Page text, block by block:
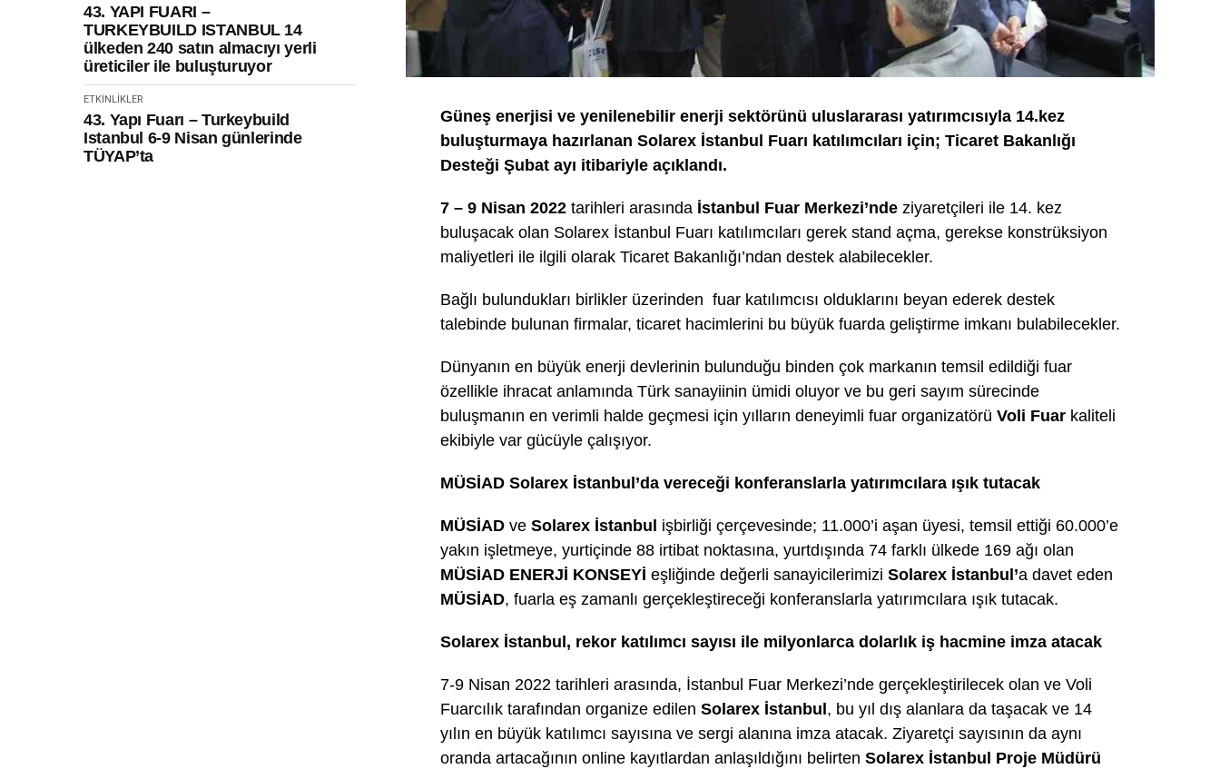
43. YAPI FUARI –
TURKEYBUILD ISTANBUL 14
ülkeden 240 satın almacıyı yerli
üreticiler ile buluşturuyor
ETKINLIKLER
43. Yapı Fuarı – Turkeybuild
Istanbul 6-9 Nisan günlerinde
TÜYAP’ta
Güneş enerjisi ve yenilenebilir enerji sektörünü uluslararası yatırımcısıyla 14.kez
buluşturmaya hazırlanan Solarex İstanbul Fuarı katılımcıları için; Ticaret Bakanlığı
Desteği Şubat ayı itibariyle açıklandı.
7 – 9 Nisan 2022tarihleri arasında İstanbul Fuar Merkezi’ndeziyaretçileri ile 14. kez
buluşacak olan Solarex İstanbul Fuarı katılımcıları gerek stand açma, gerekse konstrüksiyon
maliyetleri ile ilgili olarak Ticaret Bakanlığı’ndan destek alabilecekler.
Bağlı bulundukları birlikler üzerinden fuar katılımcısı olduklarını beyan ederek destek
talebinde bulunan firmalar, ticaret hacimlerini bu büyük fuarda geliştirme imkanı bulabilecekler.
Dünyanın en büyük enerji devlerinin bulunduğu binden çok markanın temsil edildiği fuar
özellikle ihracat anlamında Türk sanayiinin ümidi oluyor ve bu geri sayım sürecinde
buluşmanın en verimli halde geçmesi için yılların deneyimli fuar organizatörü Voli Fuarkaliteli
ekibiyle var gücüyle çalışıyor.
MÜSİAD Solarex İstanbul’da vereceği konferanslarla yatırımcılara ışık tutacak
MÜSİAD ve Solarex İstanbul işbirliği çerçevesinde; 11.000’i aşan üyesi, temsil ettiği 60.000’e
yakın işletmeye, yurtiçinde 88 irtibat noktasına, yurtdışında 74 farklı ülkede 169 ağı olan
MÜSİAD ENERJİ KONSEYİ eşliğinde değerli sanayicilerimizi Solarex İstanbul’a davet eden
MÜSİAD, fuarla eş zamanlı gerçekleştireceği konferanslarla yatırımcılara ışık tutacak.
Solarex İstanbul, rekor katılımcı sayısı ile milyonlarca dolarlık iş hacmine imza atacak
7-9 Nisan 2022 tarihleri arasında, İstanbul Fuar Merkezi’nde gerçekleştirilecek olan ve Voli
Fuarcılık tarafından organize edilen Solarex İstanbul, bu yıl dış alanlara da taşacak ve 14
yılın en büyük katılımcı sayısına ve sergi alanına imza atacak. Ziyaretçi sayısının da aynı
oranda artacağının online kayıtlardan anlaşıldığını belirten Solarex İstanbul Proje Müdürü